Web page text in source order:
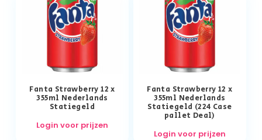
Fanta Strawberry 12 x
355ml Nederlands
Statiegeld
Login voor prijzen
Fanta Strawberry 12 x
355ml Nederlands
Statiegeld (224 Case
pallet Deal)
Login voor prijzen